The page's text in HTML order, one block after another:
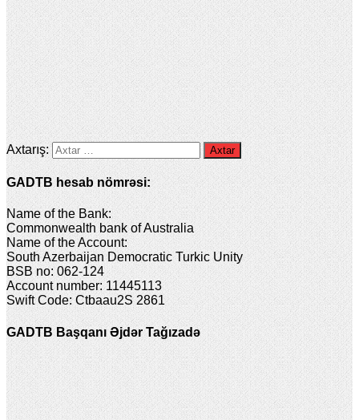
Axtarış:
GADTB hesab nömrəsi:
Name of the Bank:
Commonwealth bank of Australia
Name of the Account:
South Azerbaijan Democratic Turkic Unity
BSB no: 062-124
Account number: 11445113
Swift Code: Ctbaau2S 2861
GADTB Başqanı Əjdər Tağızadə